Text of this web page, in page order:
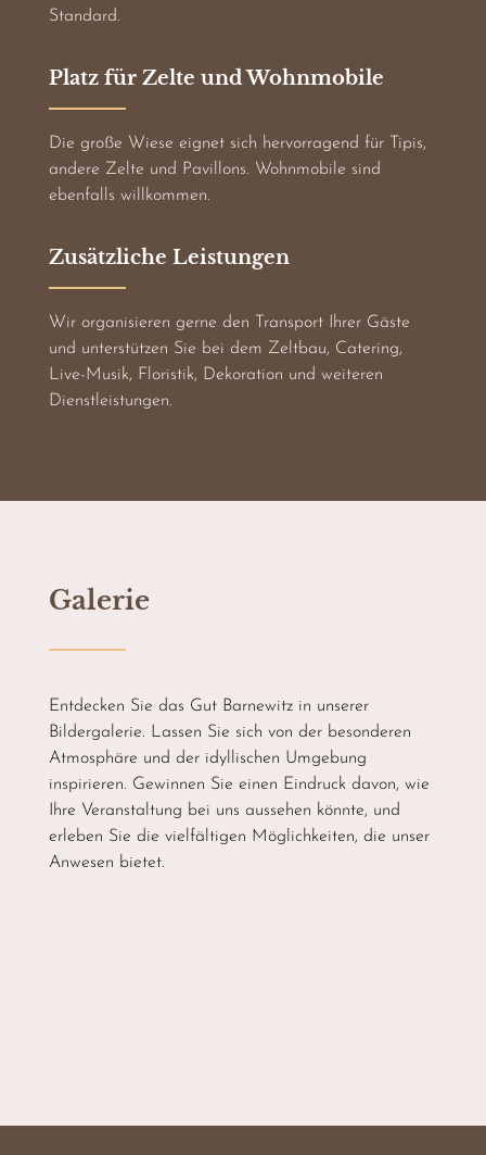
Standard.
Platz für Zelte und Wohnmobile
Die große Wiese eignet sich hervorragend für Tipis,
andere Zelte und Pavillons. Wohnmobile sind
ebenfalls willkommen.
Zusätzliche Leistungen
Wir organisieren gerne den Transport Ihrer Gäste
und unterstützen Sie bei dem Zeltbau, Catering,
Live-Musik, Floristik, Dekoration und weiteren
Dienstleistungen.
Galerie
Entdecken Sie das Gut Barnewitz in unserer
Bildergalerie. Lassen Sie sich von der besonderen
Atmosphäre und der idyllischen Umgebung
inspirieren. Gewinnen Sie einen Eindruck davon, wie
Ihre Veranstaltung bei uns aussehen könnte, und
erleben Sie die vielfältigen Möglichkeiten, die unser
Anwesen bietet.